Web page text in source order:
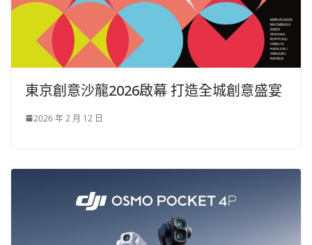
東京創意沙龍2026啟幕 打造全城創意盛宴
2026 年 2 月 12 日